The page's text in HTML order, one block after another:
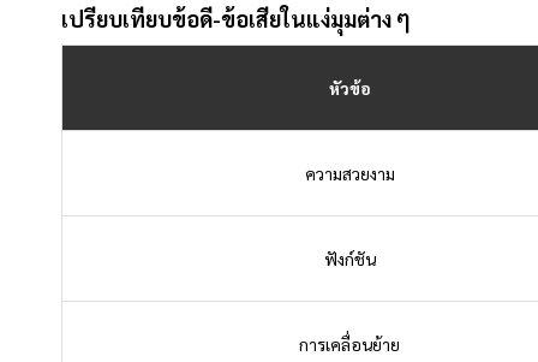
เปรียบเทียบข้อดี-ข้อเสียในแง่มุมต่าง ๆ
หัวข้อ
ความสวยงาม
ฟังก์ชัน
การเคลื่อนย้าย